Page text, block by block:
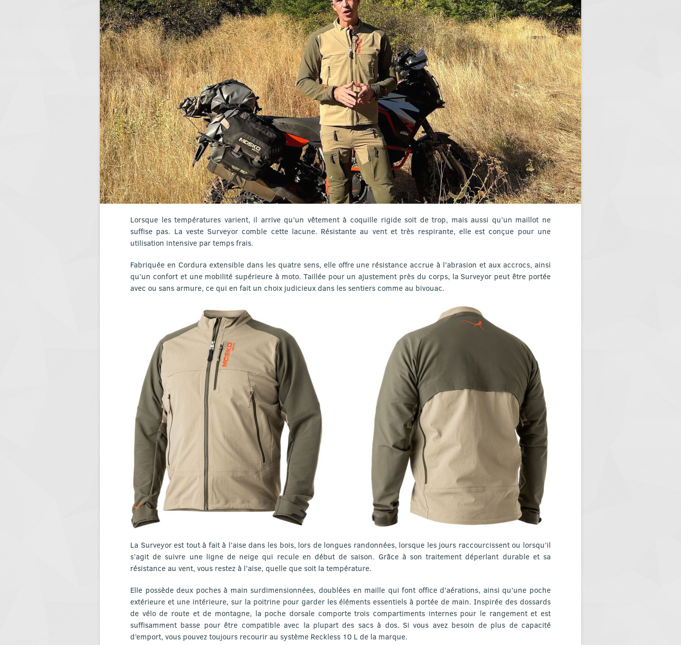
Lorsque les températures varient, il arrive qu’un vêtement à coquille rigide soit de trop, mais aussi qu’un maillot ne
suffise pas. La veste Surveyor comble cette lacune. Résistante au vent et très respirante, elle est conçue pour une
utilisation intensive par temps frais.
Fabriquée en Cordura extensible dans les quatre sens, elle offre une résistance accrue à l’abrasion et aux accrocs, ainsi
qu’un confort et une mobilité supérieure à moto. Taillée pour un ajustement près du corps, la Surveyor peut être portée
avec ou sans armure, ce qui en fait un choix judicieux dans les sentiers comme au bivouac.
La Surveyor est tout à fait à l’aise dans les bois, lors de longues randonnées, lorsque les jours raccourcissent ou lorsqu’il
s’agit de suivre une ligne de neige qui recule en début de saison. Grâce à son traitement déperlant durable et sa
résistance au vent, vous restez à l’aise, quelle que soit la température.
Elle possède deux poches à main surdimensionnées, doublées en maille qui font office d’aérations, ainsi qu’une poche
extérieure et une intérieure, sur la poitrine pour garder les éléments essentiels à portée de main. Inspirée des dossards
de vélo de route et de montagne, la poche dorsale comporte trois compartiments internes pour le rangement et est
suffisamment basse pour être compatible avec la plupart des sacs à dos. Si vous avez besoin de plus de capacité
d’emport, vous pouvez toujours recourir au système Reckless 10 L de la marque.